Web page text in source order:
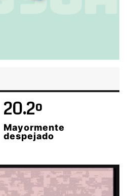
20.2º
Mayormente
despejado